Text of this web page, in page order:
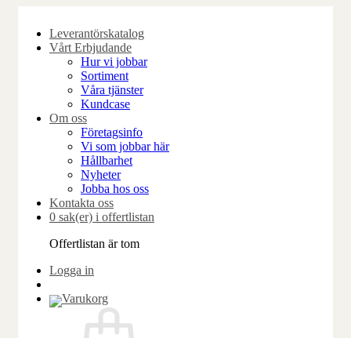
content
Leverantörskatalog
Vårt Erbjudande
Hur vi jobbar
Sortiment
Våra tjänster
Kundcase
Om oss
Företagsinfo
Vi som jobbar här
Hållbarhet
Nyheter
Jobba hos oss
Kontakta oss
0 sak(er) i offertlistan
Offertlistan är tom
Logga in